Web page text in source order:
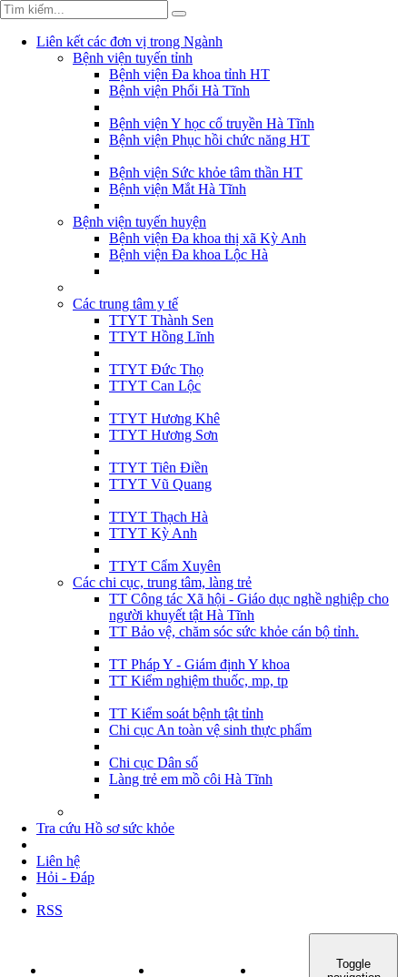
Liên kết các đơn vị trong Ngành
Bệnh viện tuyến tỉnh
Bệnh viện Đa khoa tỉnh HT
Bệnh viện Phổi Hà Tĩnh
Bệnh viện Y học cổ truyền Hà Tĩnh
Bệnh viện Phục hồi chức năng HT
Bệnh viện Sức khỏe tâm thần HT
Bệnh viện Mắt Hà Tĩnh
Bệnh viện tuyến huyện
Bệnh viện Đa khoa thị xã Kỳ Anh
Bệnh viện Đa khoa Lộc Hà
Các trung tâm y tế
TTYT Thành Sen
TTYT Hồng Lĩnh
TTYT Đức Thọ
TTYT Can Lộc
TTYT Hương Khê
TTYT Hương Sơn
TTYT Tiên Điền
TTYT Vũ Quang
TTYT Thạch Hà
TTYT Kỳ Anh
TTYT Cẩm Xuyên
Các chi cục, trung tâm, làng trẻ
TT Công tác Xã hội - Giáo dục nghề nghiệp cho
người khuyết tật Hà Tĩnh
TT Bảo vệ, chăm sóc sức khỏe cán bộ tỉnh.
TT Pháp Y - Giám định Y khoa
TT Kiểm nghiệm thuốc, mp, tp
TT Kiểm soát bệnh tật tỉnh
Chi cục An toàn vệ sinh thực phẩm
Chi cục Dân số
Làng trẻ em mồ côi Hà Tĩnh
Tra cứu Hồ sơ sức khỏe
Liên hệ
Hỏi - Đáp
RSS
TIN TỨC - SỰ KIỆN
Toggle